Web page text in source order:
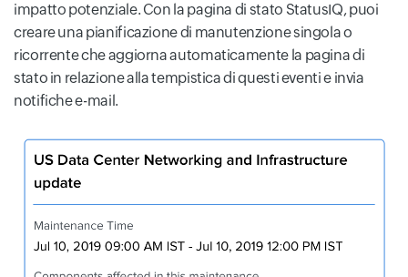
impatto potenziale. Con la pagina di stato StatusIQ, puoi
creare una pianificazione di manutenzione singola o
ricorrente che aggiorna automaticamente la pagina di
stato in relazione alla tempistica di questi eventi e invia
notifiche e-mail.